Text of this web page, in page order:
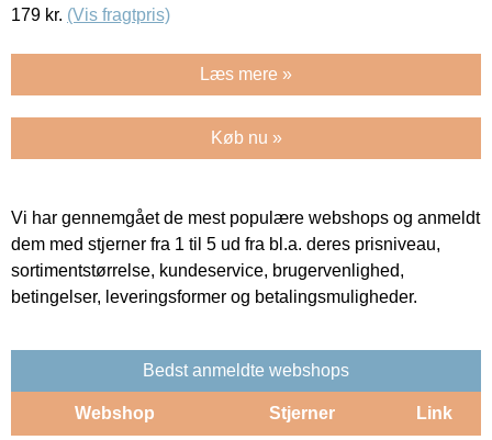
179 kr. (Vis fragtpris)
Læs mere »
Køb nu »
Vi har gennemgået de mest populære webshops og anmeldt
dem med stjerner fra 1 til 5 ud fra bl.a. deres prisniveau,
sortimentstørrelse, kundeservice, brugervenlighed,
betingelser, leveringsformer og betalingsmuligheder.
Bedst anmeldte webshops
Webshop Stjerner Link